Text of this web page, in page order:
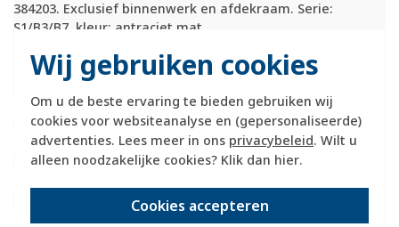
Wij gebruiken cookies
Om u de beste ervaring te bieden gebruiken wij
cookies voor websiteanalyse en (gepersonaliseerde)
advertenties. Lees meer in ons privacybeleid. Wilt u
alleen noodzakelijke cookies? Klik dan hier.
Cookies accepteren
384203. Exclusief binnenwerk en afdekraam. Serie:
S1/B3/B7, kleur: antraciet mat.
Technische specificaties
Specificatie
Waarde
Kleur
Antraciet
Breedte
58 Millimeter (mm)
Model
Draaiknop
58 Millimeter (mm)